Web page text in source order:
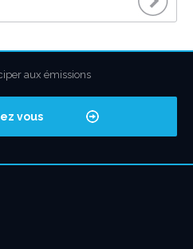
aux émissions
vous